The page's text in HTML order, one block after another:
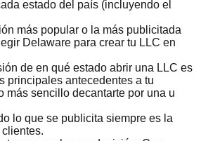
estado del país (incluyendo el
más popular o la más publicitada
Delaware para crear tu LLC en
de en qué estado abrir una LLC es
principales antecedentes a tu
más sencillo decantarte por una u
lo que se publicita siempre es la